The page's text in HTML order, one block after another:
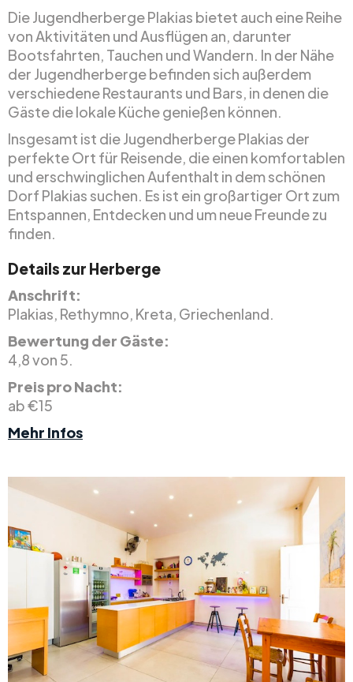
Die Jugendherberge Plakias bietet auch eine Reihe
von Aktivitäten und Ausflügen an, darunter
Bootsfahrten, Tauchen und Wandern. In der Nähe
der Jugendherberge befinden sich außerdem
verschiedene Restaurants und Bars, in denen die
Gäste die lokale Küche genießen können.
Insgesamt ist die Jugendherberge Plakias der
perfekte Ort für Reisende, die einen komfortablen
und erschwinglichen Aufenthalt in dem schönen
Dorf Plakias suchen. Es ist ein großartiger Ort zum
Entspannen, Entdecken und um neue Freunde zu
finden.
Details zur Herberge
Anschrift:
Plakias, Rethymno, Kreta, Griechenland.
Bewertung der Gäste:
4,8 von 5.
Preis pro Nacht:
ab €15
Mehr Infos